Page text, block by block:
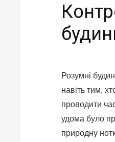
Розумні
навіть тим,
проводити
удома було
природну